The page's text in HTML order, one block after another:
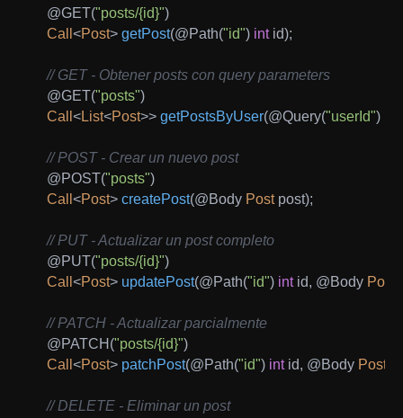
@GET("posts/{id}")
Call <Post> getPost(@Path("id") int id);
// GET - Obtener posts con query parameters
@GET("posts")
Call <List<Post>> getPostsByUser(@Query("userId")
// POST - Crear un nuevo post
@POST("posts")
Call <Post> createPost(@Body Post post);
// PUT - Actualizar un post completo
@PUT("posts/{id}")
Call <Post> updatePost(@Path("id") int id, @Body Post
// PATCH - Actualizar parcialmente
@PATCH ("posts/{id}")
Call <Post> patchPost(@Path("id") int id, @Body Post
// DELETE - Eliminar un post